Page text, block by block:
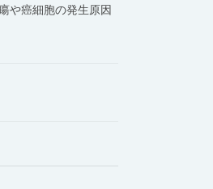
や癌細胞の発生原因